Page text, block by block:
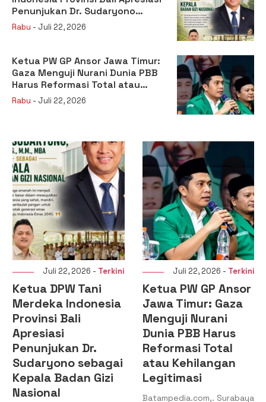
Penunjukan Dr. Sudaryono
sebagai Kepala Badan Gizi
Rabu - Juli 22, 2026
Ketua PW GP Ansor Jawa Timur:
Gaza Menguji Nurani Dunia PBB
Harus Reformasi Total atau
Kehilangan Legitimasi
Rabu - Juli 22, 2026
Juli 22, 2026 - Terkini
Ketua DPW Tani
Merdeka Indonesia
Provinsi Bali
Apresiasi
Penunjukan Dr.
Sudaryono sebagai
Kepala Badan Gizi
Nasional
Juli 22, 2026 - Terkini
Ketua PW GP Ansor
Jawa Timur: Gaza
Menguji Nurani
Dunia PBB Harus
Reformasi Total
atau Kehilangan
Legitimasi
Batampedia.com,. Surabaya